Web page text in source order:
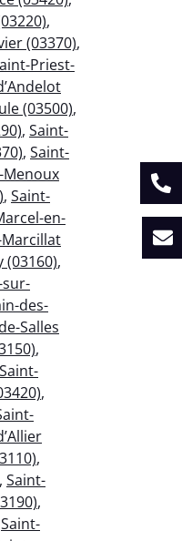
,
(03370),
Priest-
(03500),
, Saint-
, Saint-
Menoux
, Saint-
en-
(03160),
sur-
des-
Salles
,
Saint-
,
,
, Saint-
,
Saint-